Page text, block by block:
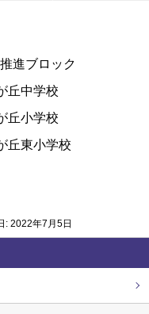
進ブロック
校
校
学校
:2022年7月5日